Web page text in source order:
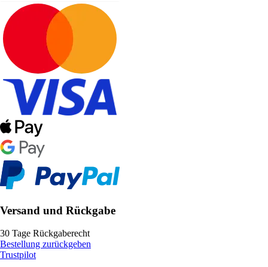
Versand und Rückgabe
30 Tage Rückgaberecht
Bestellung zurückgeben
Trustpilot